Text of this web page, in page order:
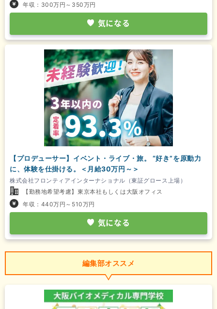
年収：300万円～350万円
気になる
【プロデューサー】イベント・ライブ・旅。 “好き”を原動力
に、体験を仕掛ける。＜月給30万円～＞
株式会社フロンティアインターナショナル（東証グロース上場）
【勤務地希望考慮】東京本社もしくは大阪オフィス
年収：440万円～510万円
気になる
編集部オススメ